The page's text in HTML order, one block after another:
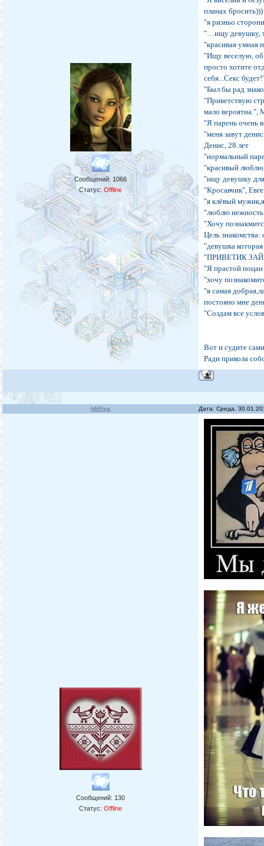
Сообщений: 1066
Статус:Offline
планах
"я ризньо
"…ищу девушку,
"красивая умная
"Ищу веселую,
просто хотите
себя...Секс
"Был бы рад
"Приветствую
мало вероятна.",
"Я парень очень
"меня завут
Денис, 28 лет
"нормальный
"красивый люблю
"ищу девушку
"Кросавчик",
"я клёвый
"люблю
"Хочу
Цель
"девушка
"ПРИВЕТИК ЗАЙ
"Я прастой
"хочу
"я самая
постояно мне
"Создам все
Вот и судите
Ради прикола
Idilliya Дата: Среда,
Сообщений: 130
Статус:Offline